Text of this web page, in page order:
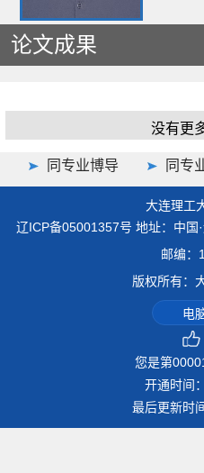
论文成果
没有更
同专业博导 同专
大连理工
辽ICP备05001357号 地址：中国
邮编：
版权所有：
电
您是第
开通时间：
最后更新时间